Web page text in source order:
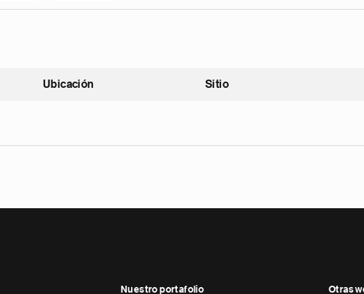
Ubicación Sitio
Nuestro portafolio Otras